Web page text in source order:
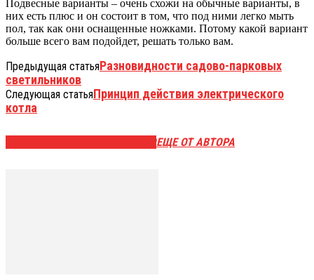
Подвесные варианты – очень схожи на обычные варианты, в
них есть плюс и он состоит в том, что под ними легко мыть
пол, так как они оснащенные ножками. Потому какой вариант
больше всего вам подойдет, решать только вам.
Предыдущая статьяРазновидности садово-парковых
светильников
Следующая статьяПринцип действия электрического
котла
ЕЩЕ ОТ АВТОРА